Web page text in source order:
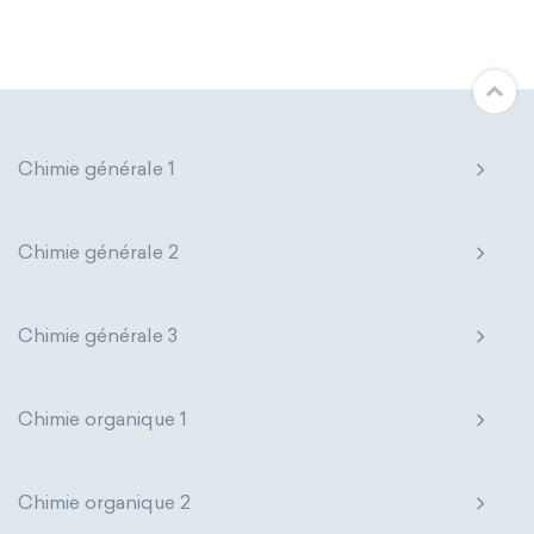
Nanotechnology Petrochemistry
Synthetic chemistry
Chimie générale 1
Chimie générale 2
Chimie générale 3
Chimie organique 1
Chimie organique 2